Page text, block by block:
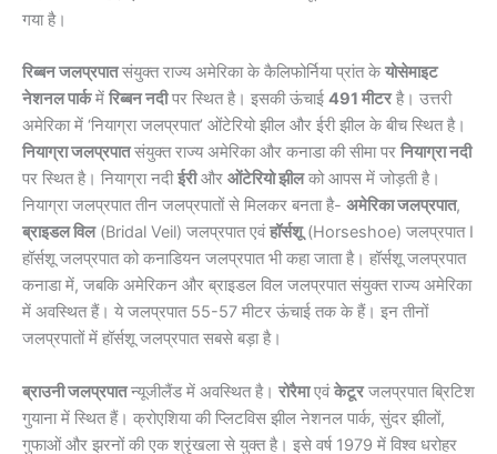
गया है।
रिब्बन जलप्रपातसंयुक्त राज्य अमेरिका के कैलिफोर्निया प्रांत केयोसेमाइट
नेशनल पार्कमें रिब्बन नदीपर स्थित है। इसकी ऊंचाई 491 मीटरहै। उत्तरी
अमेरिका में ‘नियाग्रा जलप्रपात’ ओंटेरियो झील और ईरी झील के बीच स्थित है।
नियाग्रा जलप्रपातसंयुक्त राज्य अमेरिका और कनाडा की सीमा पर नियाग्रा नदी
पर स्थित है। नियाग्रा नदीईरीऔर ओंटेरियो झीलको आपस में जोड़ती है।
नियाग्रा जलप्रपात तीन जलप्रपातों से मिलकर बनता है- अमेरिका जलप्रपात,
ब्राइडल विल(Bridal Veil) जलप्रपात एवंहॉर्सशू(Horseshoe) जलप्रपात I
हॉर्सशू जलप्रपात को कनाडियन जलप्रपात भी कहा जाता है। हॉर्सशू जलप्रपात
कनाडा में, जबकि अमेरिकन और ब्राइडल विल जलप्रपात संयुक्त राज्य अमेरिका
में अवस्थित हैं। ये जलप्रपात 55-57 मीटर ऊंचाई तक के हैं। इन तीनों
जलप्रपातों में हॉर्सशू जलप्रपात सबसे बड़ा है।
ब्राउनी जलप्रपातन्यूजीलैंड में अवस्थित है। रोरैमाएवंकेटूरजलप्रपात ब्रिटिश
गुयाना में स्थित हैं। क्रोएशिया की प्लिटविस झील नेशनल पार्क, सुंदर झीलों,
गुफाओं और झरनों की एक श्रृंखला से युक्त है। इसे वर्ष 1979 में विश्व धरोहर